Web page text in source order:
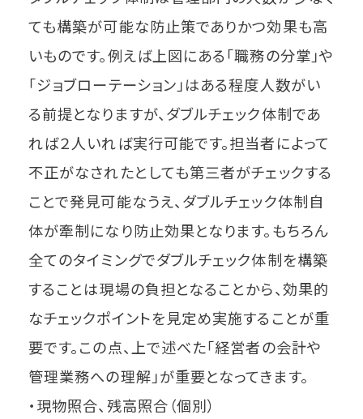
ても構築が可能な防止策でありかつ効果も高
いものです。例えば上図にある「職務の分掌」や
「ジョブローテーション」はある程度人数がい
る前提となりますが、ダブルチェック体制であ
れば２人いれば実行可能です。担当者によって
不正がなされたとしても第三者がチェックする
ことで発見可能なうえ、ダブルチェック体制自
体が牽制になり防止効果となります。もちろん
全てのタイミングでダブルチェック体制を構築
することは現場の負担となることから、効果的
なチェックポイントを見定め実施することが重
要です。この点、上で述べた「経営者の会計や
管理業務への理解」が重要となってきます。
・現物照合、残高照合（個別）